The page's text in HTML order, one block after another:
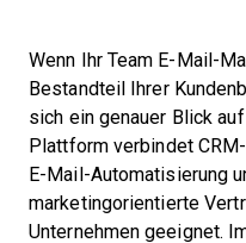
Wenn Ihr Team E-Mail-
Bestandteil Ihrer
sich ein genauer Blick
Plattform verbindet
E-Mail-Automatisierung
marketingorientierte
Unternehmen geeignet.